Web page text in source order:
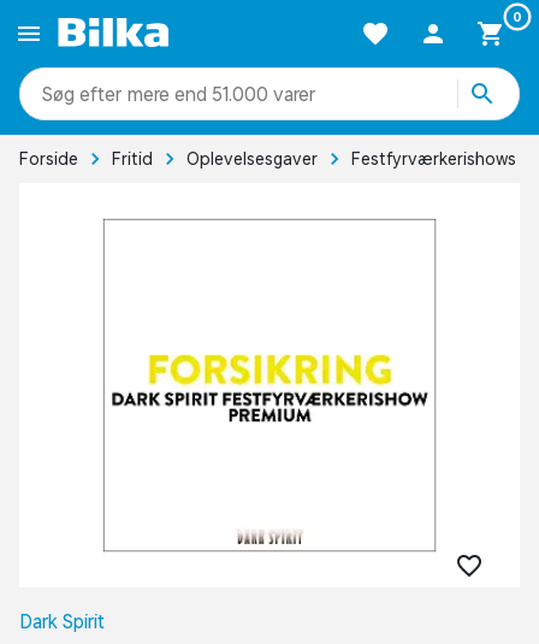
0
mere end 51.000 varer
Forside Fritid Oplevelsesgaver Festfyrværkerishows
Dark Spirit